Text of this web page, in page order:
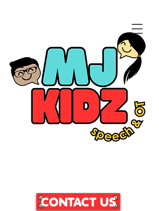
CONTACT US